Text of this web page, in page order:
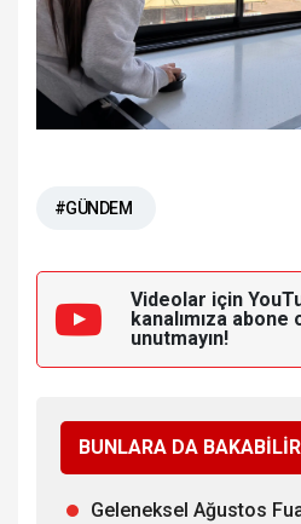
#GÜNDEM
Videolar için
kanalımıza abone
unutmayın!
BUNLARA DA
Geleneksel Ağustos